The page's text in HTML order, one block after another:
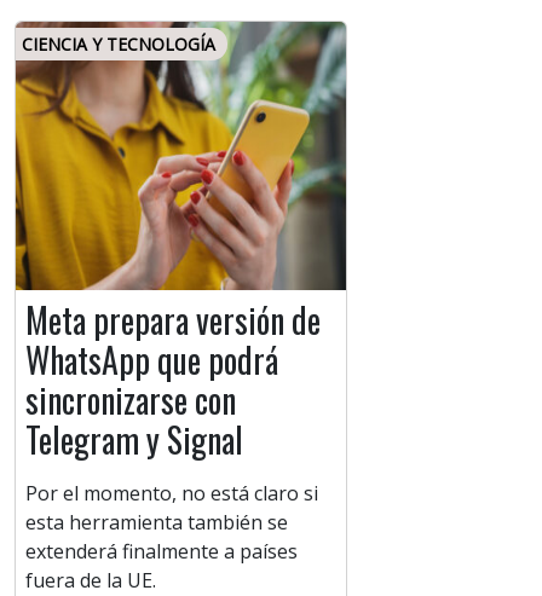
CIENCIA Y TECNOLOGÍA
Meta prepara versión de
WhatsApp que podrá
sincronizarse con
Telegram y Signal
Por el momento, no está claro si
esta herramienta también se
extenderá finalmente a países
fuera de la UE.